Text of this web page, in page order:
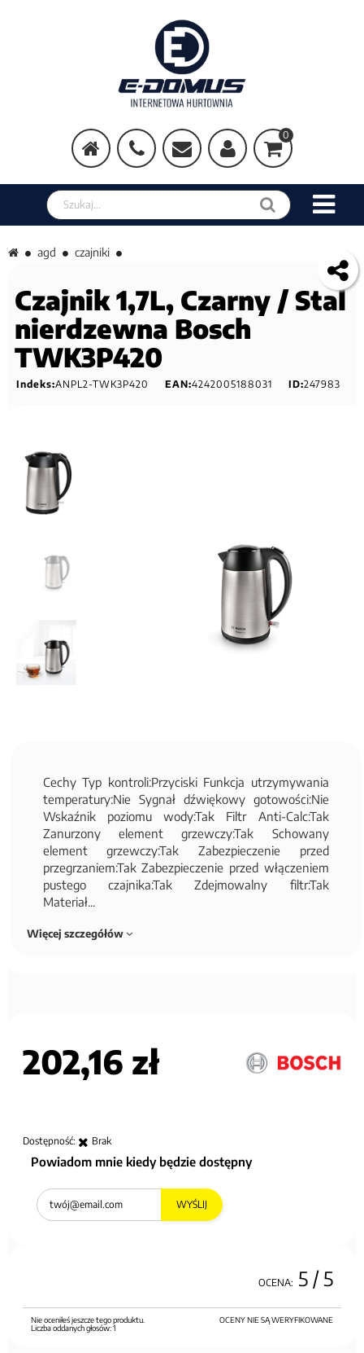
0
Szukaj w sklepie
agd czajniki
Czajnik 1,7L, Czarny / Stal
nierdzewna Bosch
TWK3P420
Indeks:ANPL2-TWK3P420 EAN:4242005188031 ID:247983
Cechy Typ kontroli:Przyciski Funkcja utrzymywania
temperatury:Nie Sygnał dźwiękowy gotowości:Nie
Wskaźnik poziomu wody:Tak Filtr Anti-Calc:Tak
Zanurzony element grzewczy:Tak Schowany
element grzewczy:Tak Zabezpieczenie przed
przegrzaniem:Tak Zabezpieczenie przed włączeniem
pustego czajnika:Tak Zdejmowalny filtr:Tak
Materiał...
Więcej szczegółów
202,16 zł
Dostępność: Brak
Powiadom mnie kiedy będzie dostępny
WYŚLIJ
OCENA: 5 / 5
OCENY NIE SĄ WERYFIKOWANE
Nie oceniłeś jeszcze tego produktu.
Liczba oddanych głosów:1